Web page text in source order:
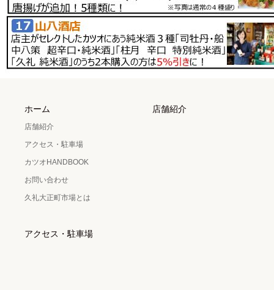
ホーム
店舗紹介
アクセス・駐車場
カツオHANDBOOK
お問い合わせ
久礼大正町市場とは
店舗紹介
アクセス・駐車場